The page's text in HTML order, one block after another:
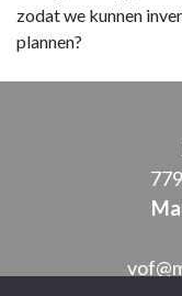
zodat we kunnen
plannen?